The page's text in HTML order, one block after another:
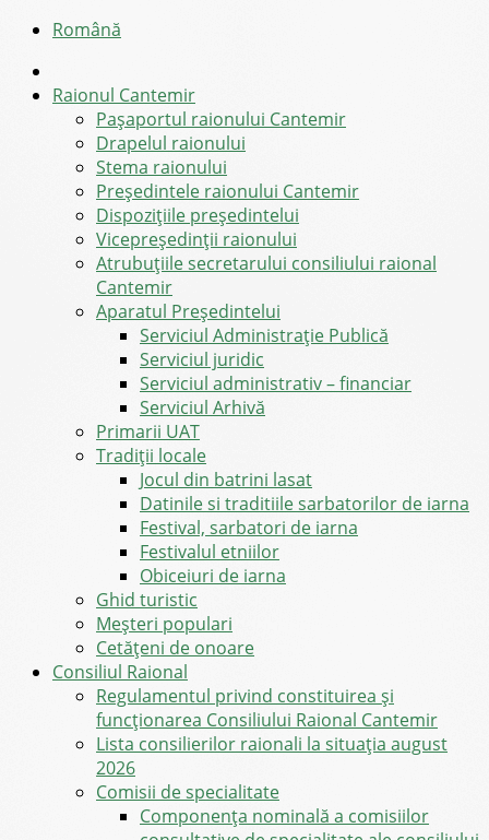
Română
Raionul Cantemir
Pașaportul raionului Cantemir
Drapelul raionului
Stema raionului
Preşedintele raionului Cantemir
Dispozițiile președintelui
Vicepreşedinţii raionului
Atrubuțiile secretarului consiliului raional
Cantemir
Aparatul Preşedintelui
Serviciul Administraţie Publică
Serviciul juridic
Serviciul administrativ – financiar
Serviciul Arhivă
Primarii UAT
Tradiții locale
Jocul din batrini lasat
Datinile si traditiile sarbatorilor de iarna
Festival, sarbatori de iarna
Festivalul etniilor
Obiceiuri de iarna
Ghid turistic
Meşteri populari
Cetățeni de onoare
Consiliul Raional
Regulamentul privind constituirea şi
funcţionarea Consiliului Raional Cantemir
Lista consilierilor raionali la situația august
2026
Comisii de specialitate
Componența nominală a comisiilor